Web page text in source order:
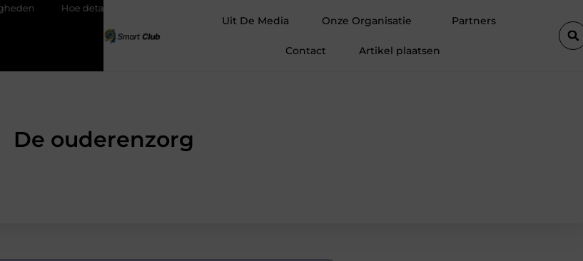
Hoe detachering bij woningcorporaties je carrière kan transformeren
Uit De Media Onze Organisatie Partners
Contact Artikel plaatsen
De ouderenzorg